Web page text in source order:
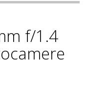
f/1.4